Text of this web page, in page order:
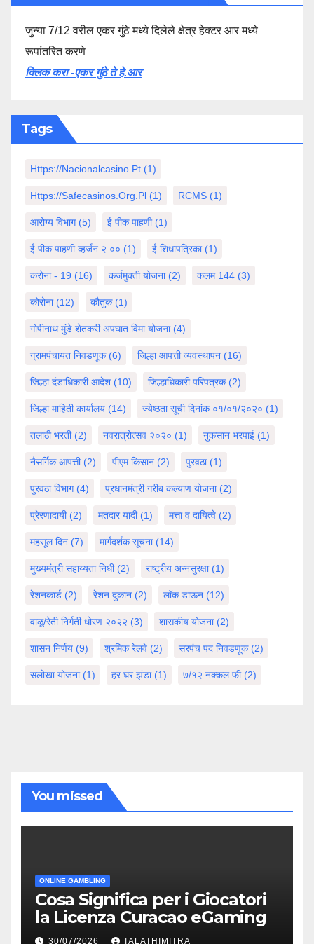
जुन्या 7/12 वरील एकर गुंठे मध्ये दिलेले क्षेत्र हेक्टर आर मध्ये
रूपांतरित करणे
क्लिक करा -एकर गुंठे ते हे.आर
Tags
Https://nacionalcasino.pt (1)
Https://safecasinos.org.pl (1) RCMS (1)
आरोग्य विभाग(5) ई पीक पाहणी(1)
ई पीक पाहणी व्हर्जन २.०० (1) ई शिधापत्रिका(1)
करोना - 19 (16) कर्जमुक्ती योजना(2) कलम 144 (3)
कोरोना(12) कौतुक(1)
गोपीनाथ मुंडे शेतकरी अपघात विमा योजना(4)
ग्रामपंचायत निवडणूक(6) जिल्हा आपत्ती व्यवस्थापन (16)
जिल्हा दंडाधिकारी आदेश (10) जिल्हाधिकारी परिपत्रक(2)
जिल्हा माहिती कार्यालय (14) ज्येष्ठता सूची दिनांक ०१/०१/२०२० (1)
तलाठी भरती(2) नवरात्रोत्सव २०२० (1) नुकसान भरपाई (1)
नैसर्गिक आपत्ती(2) पीएम किसान (2) पुरवठा(1)
पुरवठा विभाग(4) प्रधानमंत्री गरीब कल्याण योजना(2)
प्रेरणादायी(2) मतदार यादी(1) मत्ता व दायित्वे (2)
महसूल दिन (7) मार्गदर्शक सूचना(14)
मुख्यमंत्री सहाय्यता निधी(2) राष्ट्रीय अन्नसुरक्षा(1)
रेशनकार्ड (2) रेशन दुकान (2) लॉक डाऊन (12)
वाळू/रेती निर्गती धोरण २०२२ (3) शासकीय योजना(2)
शासन निर्णय (9) श्रमिक रेलवे (2) सरपंच पद निवडणूक(2)
सलोखा योजना(1) हर घर झंडा(1) ७/१२ नक्कल फी(2)
You missed
ONLINE GAMBLING
Cosa Significa per i Giocatori
la Licenza Curacao eGaming
30/07/2026 TALATHIMITRA